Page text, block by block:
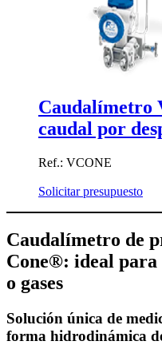
Caudalímetro
caudal por
Ref.: VCONE
Solicitar presupuesto
Caudalímetro de
Cone®: ideal
o gases
Solución única de
forma hidrodinámica